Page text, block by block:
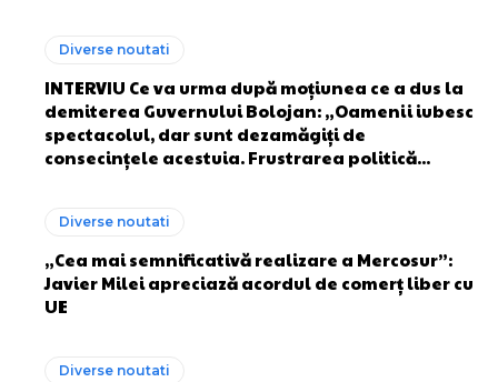
Diverse noutati
INTERVIU Ce va urma după moțiunea ce a dus la
demiterea Guvernului Bolojan: „Oamenii iubesc
spectacolul, dar sunt dezamăgiți de
consecințele acestuia. Frustrarea politică...
Diverse noutati
„Cea mai semnificativă realizare a Mercosur”:
Javier Milei apreciază acordul de comerț liber cu
UE
Diverse noutati